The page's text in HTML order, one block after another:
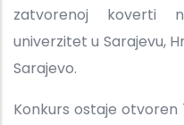
zatvorenoj koverti
univerzitet u Sarajevu,
Sarajevo.
Konkurs ostaje otvoren